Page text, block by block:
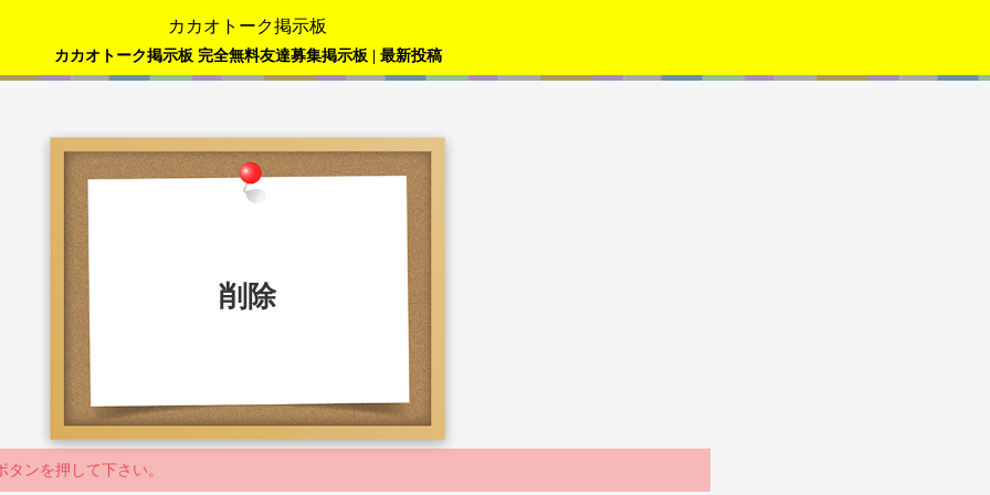
カカオトーク掲示板
カカオトーク掲示板 完全無料友達募集掲示板 | 最新投稿
削除
ンを押して下さい。